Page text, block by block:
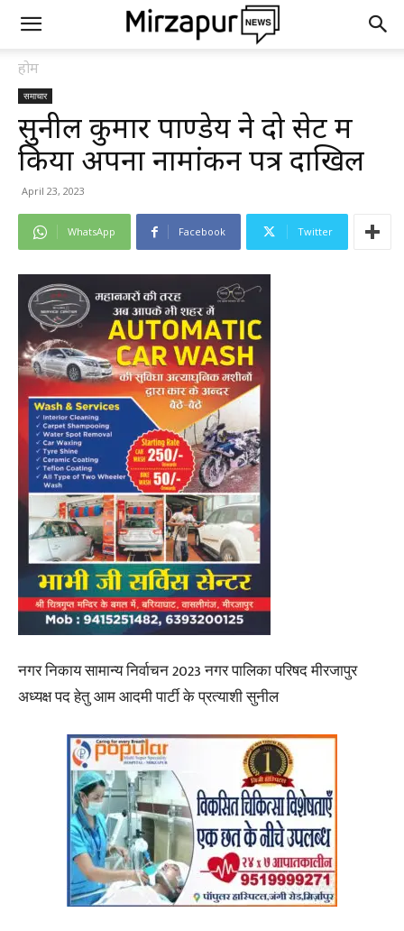
होम
समाचार
सुनील कुमार पाण्डेय ने दो सेट में
किया अपना नामांकन पत्र दाखिल
April 23, 2023
WhatsApp Facebook Twitter
नगर निकाय सामान्य निर्वाचन 2023 नगर पालिका परिषद मीरजापुर
अध्यक्ष पद हेतु आम आदमी पार्टी के प्रत्याशी सुनील